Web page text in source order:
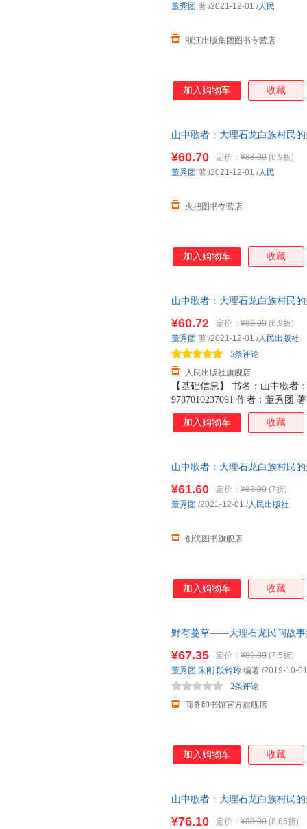
浙江出版集团图书专营店
董秀团 著 /2021-12-01 /人民
加入购物车 收藏
山中歌者：大理石龙白族村民
¥60.70 定价： ¥88.00 (6.9折)
火把图书专营店
董秀团 著 /2021-12-01 /人民
加入购物车 收藏
山中歌者：大理石龙白族村民
【基础信息】 书名：山中歌者
9787010237091 作者：董秀团
月 装帧：平装 开本：16开 成
¥60.72 定价： ¥88.00 (6.9折)
人民出版社旗舰店
5条评论
董秀团 著 /2021-12-01 /人民出版社
加入购物车 收藏
山中歌者：大理石龙白族村民
¥61.60 定价： ¥88.00 (7折)
创优图书旗舰店
董秀团 /2021-12-01 /人民出版社
加入购物车 收藏
野有蔓草——大理石龙民间故事
¥67.35 定价： ¥89.80 (7.5折)
商务印书馆官方旗舰店
2条评论
董秀团 朱刚 段铃玲 编著 /2019-10-01
加入购物车 收藏
山中歌者：大理石龙白族村民
¥76.10 定价： ¥88.00 (8.65折)